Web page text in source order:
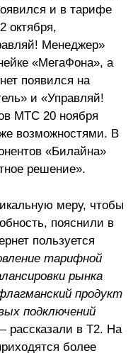
и в тарифе
октября,
Менеджер»
«МегаФона», а
появился на
и «Управляй!
МТС 20 ноября
возможностями. В
«Билайна»
решение».
меру, чтобы
пояснили в
пользуется
тарифной
рынка
продукт
подключений
рассказали в T2. На
более